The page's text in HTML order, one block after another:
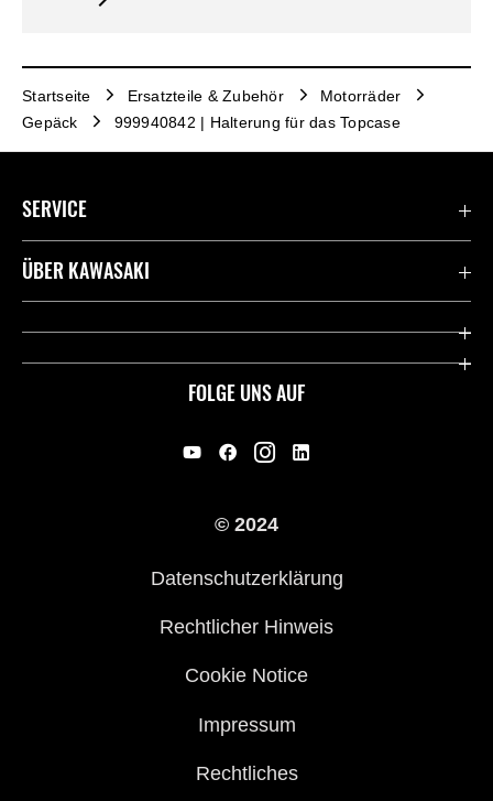
Startseite Ersatzteile & Zubehör
Motorräder
Gepäck
999940842 | Halterung für das Topcase
FOLGE UNS AUF
SERVICE
Kontaktiere uns
ÜBER KAWASAKI
Kawasaki Deutschland
© 2024
Datenschutzerklärung
Rechtlicher Hinweis
Cookie Notice
Impressum
Rechtliches